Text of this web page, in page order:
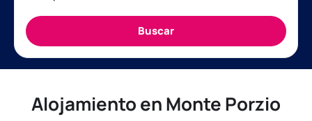
Alojamiento en Monte Porzio